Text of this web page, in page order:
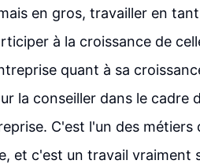
en gros, travailler en
à la croissance de
quant à sa
la conseiller dans le cadre
C'est l'un des
et c'est un travail vraiment